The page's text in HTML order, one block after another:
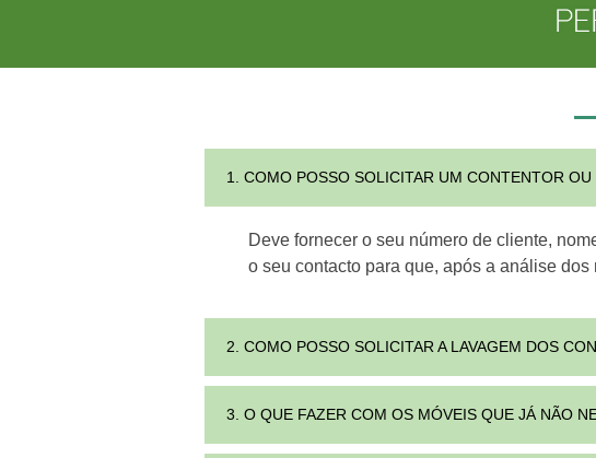
1. COMO POSSO SOLICITAR UM CONTENTOR
Deve fornecer o seu número de cliente,
o seu contacto para que, após a análise
2. COMO POSSO SOLICITAR A LAVAGEM DOS
3. O QUE FAZER COM OS MÓVEIS QUE JÁ NÃO